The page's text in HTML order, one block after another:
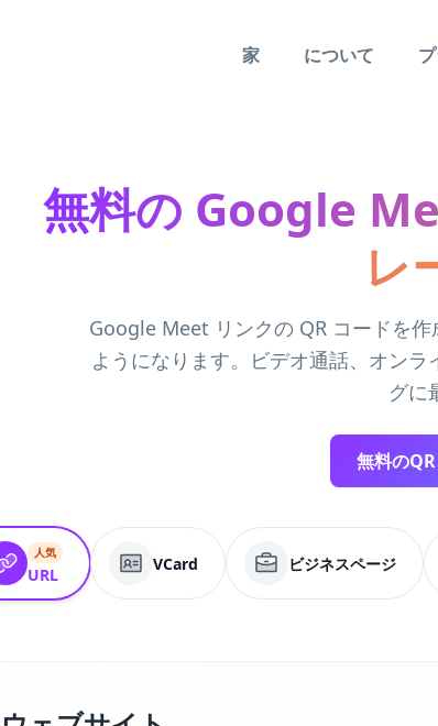
家
について
無料の Google
レ
Google Meet リンクの QR コードを
ようになります。ビデオ通話、オン
グに
無料の
人気
URL
VCard ビジネスページ